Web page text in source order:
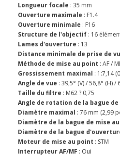
Longueur focale : 35 mm
Ouverture maximale : F1.4
Ouverture minimale : F16
Structure de l'objectif : 16
Lames d'ouverture : 13
Distance minimale de prise de
Méthode de mise au point : AF /
Grossissement maximal : 1:7,14
Angle de vue : 39,5° (V) / 56,8° (H) /
Taille du filtre : M62 ? 0,75
Angle de rotation de la bague
Diamètre maximal : 76 mm (2,99
Diamètre de la bague de mise
Diamètre de la bague
Moteur de mise au point : STM
Interrupteur AF/MF : Oui